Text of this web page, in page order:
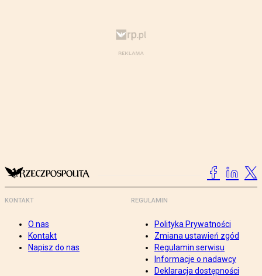
KONTAKT
O nas
Kontakt
Napisz do nas
REGULAMIN
Polityka Prywatności
Zmiana ustawień zgód
Regulamin serwisu
Informacje o nadawcy
Deklaracja dostępności